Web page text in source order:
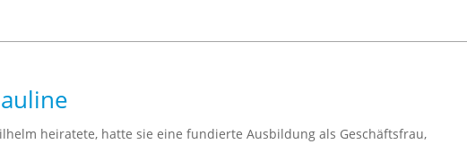
heiratete, hatte sie eine fundierte Ausbildung als Geschäftsfrau,